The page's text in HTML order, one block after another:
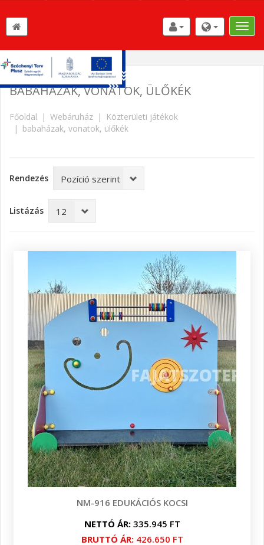
Toggle
BABAHÁZAK, VONATOK, ÜLŐKÉK
Főoldal Webáruház
Közterületi játékok
babaházak, vonatok, ülőkék
Rendezés
Listázás
NM-916 EDUKÁCIÓS KOCSI
NETTÓ ÁR:335.945 FT
BRUTTÓ ÁR:426.650 FT